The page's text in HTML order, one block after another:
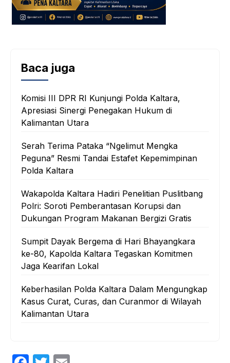
Baca juga
Komisi III DPR RI Kunjungi Polda Kaltara,
Apresiasi Sinergi Penegakan Hukum di
Kalimantan Utara
Serah Terima Pataka “Ngelimut Mengka
Peguna” Resmi Tandai Estafet Kepemimpinan
Polda Kaltara
Wakapolda Kaltara Hadiri Penelitian Puslitbang
Polri: Soroti Pemberantasan Korupsi dan
Dukungan Program Makanan Bergizi Gratis
Sumpit Dayak Bergema di Hari Bhayangkara
ke-80, Kapolda Kaltara Tegaskan Komitmen
Jaga Kearifan Lokal
Keberhasilan Polda Kaltara Dalam Mengungkap
Kasus Curat, Curas, dan Curanmor di Wilayah
Kalimantan Utara